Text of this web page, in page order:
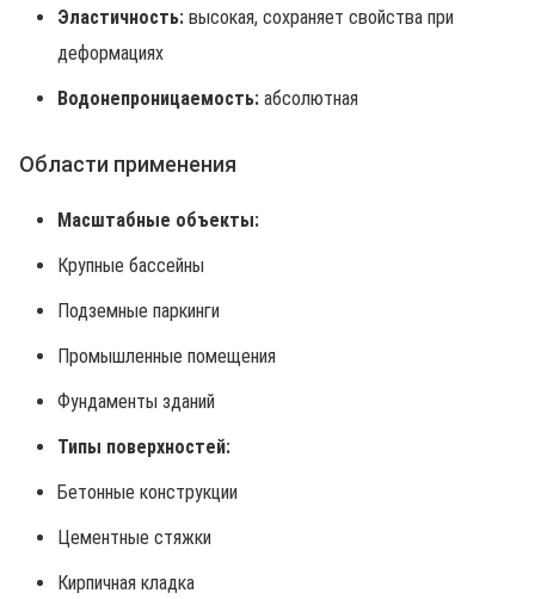
Эластичность: высокая, сохраняет свойства при
деформациях
Водонепроницаемость: абсолютная
Области применения
Масштабные объекты:
Крупные бассейны
Подземные паркинги
Промышленные помещения
Фундаменты зданий
Типы поверхностей:
Бетонные конструкции
Цементные стяжки
Кирпичная кладка